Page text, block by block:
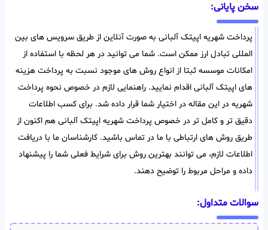
سخن پایانی:
پرداخت شهریه اپیتک آلبانی به صورت آنلاین از طریق سرویس های بین
المللی تبادل ارز ممکن است. شما می توانید در هر لحظه با استفاده از
امکانات موسسه ثبتا از انواع روش های موجود نسبت به پرداخت هزینه
های اپیتک آلبانی اقدام نمایید. راهنمایی لازم در خصوص نحوه پرداخت
شهریه در این مقاله در اختیار شما قرار داده شد. برای کسب اطلاعات
دقیق تر و کامل تر در خصوص پرداخت شهریه اپیتک آلبانی هم اکنون از
طریق روش های ارتباطی با ما در تماس باشید. کارشناسان ما با دریافت
اطلاعات لازم، می توانند بهترین روش برای شرایط فعلی شما را پیشنهاد
داده و مراحل مربوط را توضیح دهند.
سوالات متداول: